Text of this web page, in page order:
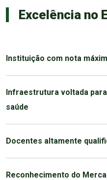
Excelência no
Instituição com nota
Infraestrutura voltada
saúde
Docentes altamente
Reconhecimento do